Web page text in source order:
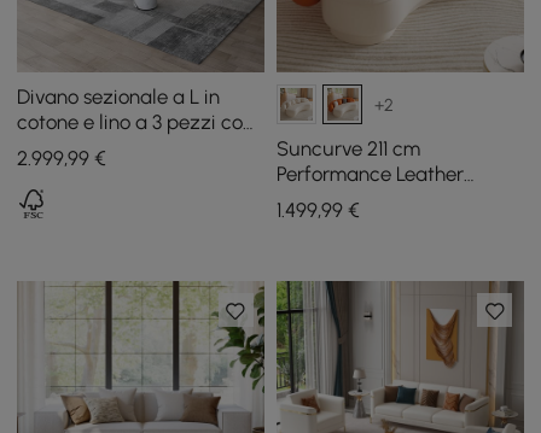
Divano sezionale a L in
cotone e lino a 3 pezzi con
vano portaoggetti laterale
aperto
2.999,99 €
+2
Suncurve 211 cm
Performance Leather
Curved Upholstered Sofa
with Pillows
1.499,99€